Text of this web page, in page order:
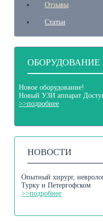
Отзывы
Статьи
ОБОРУДОВАНИЕ
Новое оборудование!
Новый УЗИ аппарат
>>подробнее
НОВОСТИ
Опытный хирург,
Турку и Петергофском
>>подробнее